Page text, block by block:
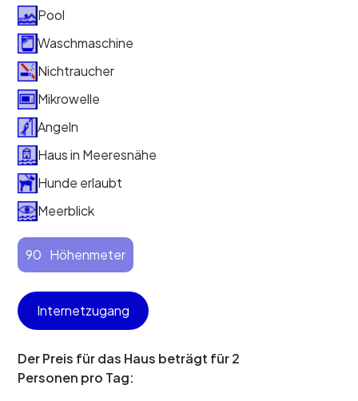
Pool
Waschmaschine
Nichtraucher
Mikrowelle
Angeln
Haus in Meeresnähe
Hunde erlaubt
Meerblick
90 Höhenmeter
Internetzugang
Der Preis für das Haus beträgt für 2
Personen pro Tag: